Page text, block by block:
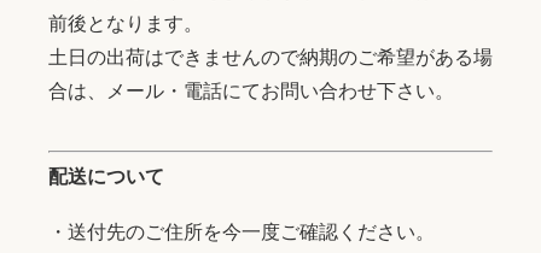
前後となります。
土日の出荷はできませんので納期のご希望がある場
合は、メール・電話にてお問い合わせ下さい。
配送について
・送付先のご住所を今一度ご確認ください。